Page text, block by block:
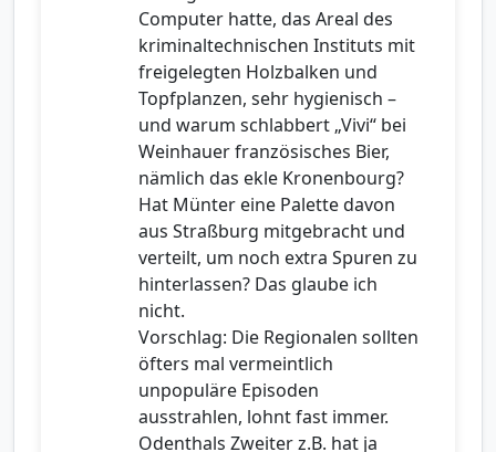
Computer hatte, das Areal des
kriminaltechnischen Instituts mit
freigelegten Holzbalken und
Topfplanzen, sehr hygienisch –
und warum schlabbert „Vivi“ bei
Weinhauer französisches Bier,
nämlich das ekle Kronenbourg?
Hat Münter eine Palette davon
aus Straßburg mitgebracht und
verteilt, um noch extra Spuren zu
hinterlassen? Das glaube ich
nicht.
Vorschlag: Die Regionalen sollten
öfters mal vermeintlich
unpopuläre Episoden
ausstrahlen, lohnt fast immer.
Odenthals Zweiter z.B. hat ja